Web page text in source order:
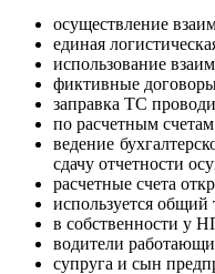
осуществление
единая
использование
фиктивные
заправка ТС
по расчетным
ведение
сдачу отчетности
расчетные счета
используется
в собственности у
водители
супруга и сын